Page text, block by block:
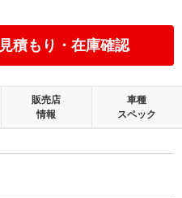
見積もり・在庫確認
販売店
情報
車種
スペック